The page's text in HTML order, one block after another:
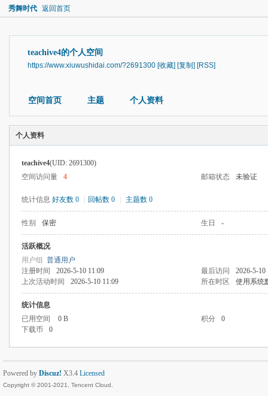
秀舞时代 返回首页
teachive4的个人空间
https://www.xiuwushidai.com/?2691300 [收藏] [复制] [RSS]
空间首页 主题 个人资料
个人资料
teachive4(UID: 2691300)
空间访问量
4 邮箱状态 未验证
统计信息 好友数 0 回帖数 0 主题数 0
性别 保密 生日 -
活跃概况
用户组 普通用户
注册时间
2026-5-10 11:09 最后访问
2026-5-10
上次活动时间
2026-5-10 11:09 所在时区 使用系统
统计信息
已用空间
0 B 积分
0
下载币
0
Powered by Discuz! X3.4 Licensed
Copyright © 2001-2021, Tencent Cloud.